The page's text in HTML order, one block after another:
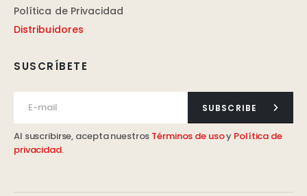
SUSCRÍBETE
SUBSCRIBE
Al suscribirse, acepta nuestros Términos de usoy Política de
privacidad.
Política de Privacidad
Distribuidores